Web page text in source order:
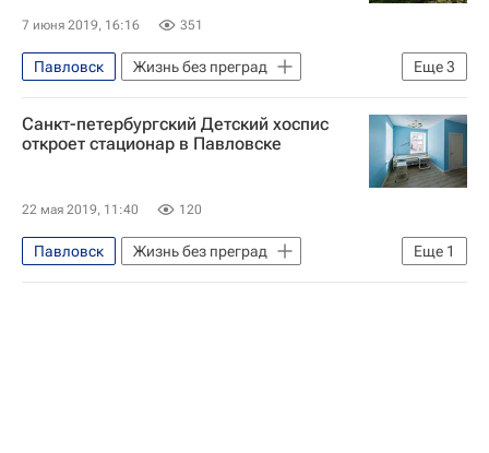
7 июня 2019, 16:16 351
Еще3
Павловск
Жизнь без преград
Александр Беглов
Александр Ткаченко (протоиерей)
Санкт-петербургский Детский хоспис
откроет стационар в Павловске
22 мая 2019, 11:40 120
Еще 1
Павловск
Жизнь без преград
Санкт-Петербургский детский хоспис